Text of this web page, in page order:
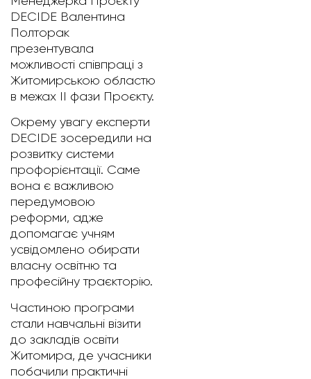
DECIDE Валентина
Полторак
презентувала
можливості співпраці з
Житомирською областю
в межах ІІ фази Проєкту.
Окрему увагу експерти
DECIDE зосередили на
розвитку системи
профорієнтації. Саме
вона є важливою
передумовою
реформи, адже
допомагає учням
усвідомлено обирати
власну освітню та
професійну траєкторію.
Частиною програми
стали навчальні візити
до закладів освіти
Житомира, де учасники
побачили практичні